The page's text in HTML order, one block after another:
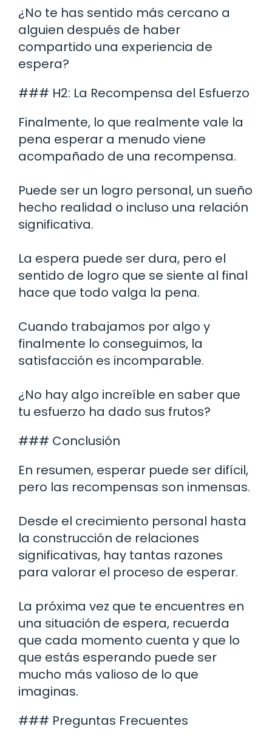
¿No te has sentido más cercano a
alguien después de haber
compartido una experiencia de
espera?
### H2: La Recompensa del Esfuerzo
Finalmente, lo que realmente vale la
pena esperar a menudo viene
acompañado de una recompensa.
Puede ser un logro personal, un sueño
hecho realidad o incluso una relación
significativa.
La espera puede ser dura, pero el
sentido de logro que se siente al final
hace que todo valga la pena.
Cuando trabajamos por algo y
finalmente lo conseguimos, la
satisfacción es incomparable.
¿No hay algo increíble en saber que
tu esfuerzo ha dado sus frutos?
### Conclusión
En resumen, esperar puede ser difícil,
pero las recompensas son inmensas.
Desde el crecimiento personal hasta
la construcción de relaciones
significativas, hay tantas razones
para valorar el proceso de esperar.
La próxima vez que te encuentres en
una situación de espera, recuerda
que cada momento cuenta y que lo
que estás esperando puede ser
mucho más valioso de lo que
imaginas.
### Preguntas Frecuentes